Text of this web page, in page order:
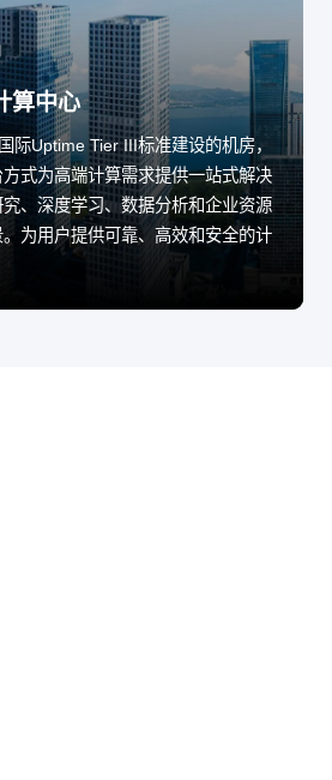
算中心
际Uptime Tier III标准建设的机房，
式为高端计算需求提供一站式解决
、深度学习、数据分析和企业资源
为用户提供可靠、高效和安全的计